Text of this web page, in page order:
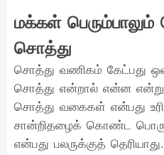
மக்கள்
சொத்து
சொத்து வணிகம் கேட்பது
சொத்து என்றால் என்ன என்று
சொத்து வகைகள் என்பது
சான்றிதழைக் கொண்ட
என்பது பலருக்குத்